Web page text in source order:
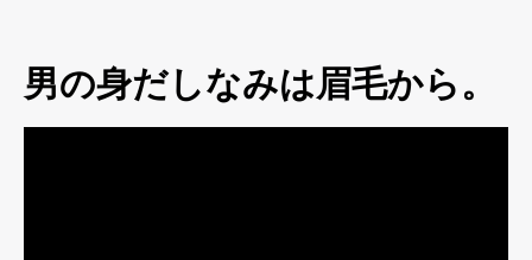
男の身だしなみは眉毛から。